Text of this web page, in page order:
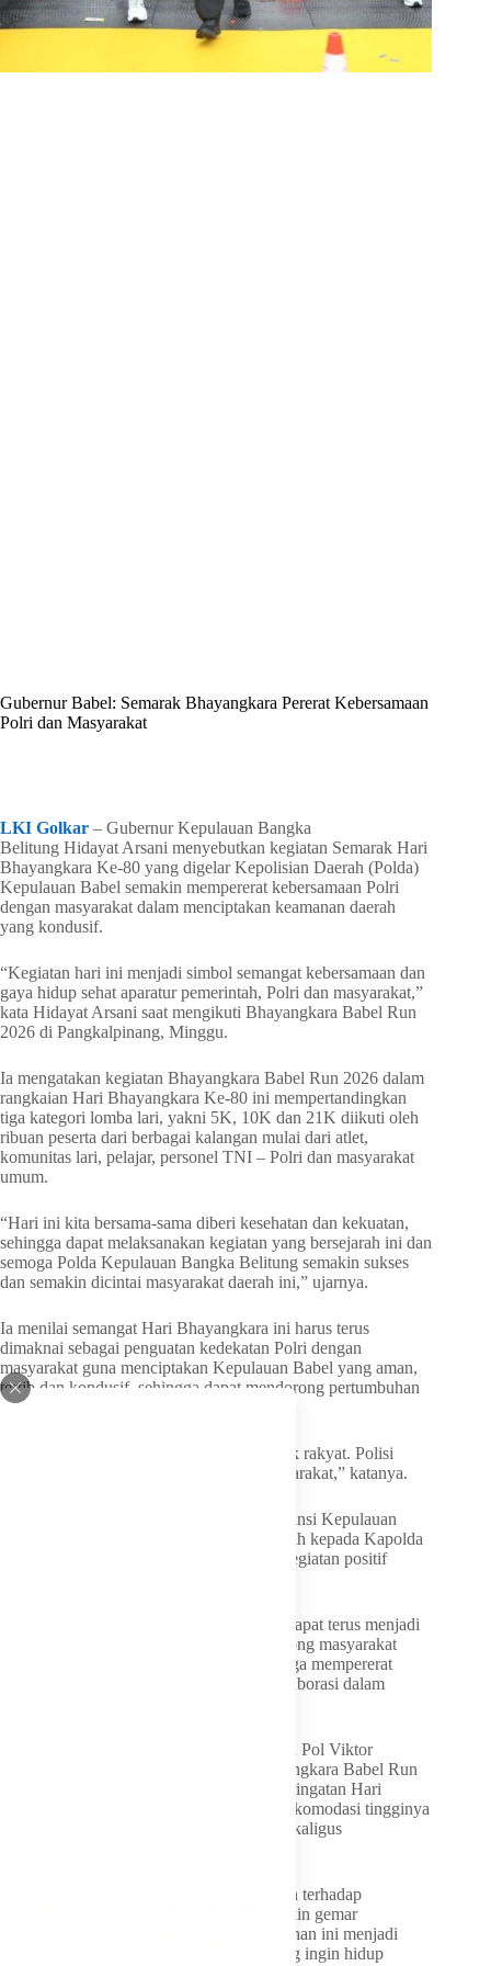
Gubernur Babel: Semarak Bhayangkara Pererat Kebersamaan
Polri dan Masyarakat
LKI Golkar – Gubernur Kepulauan Bangka
Belitung Hidayat Arsani menyebutkan kegiatan Semarak Hari
Bhayangkara Ke-80 yang digelar Kepolisian Daerah (Polda)
Kepulauan Babel semakin mempererat kebersamaan Polri
dengan masyarakat dalam menciptakan keamanan daerah
yang kondusif.
“Kegiatan hari ini menjadi simbol semangat kebersamaan dan
gaya hidup sehat aparatur pemerintah, Polri dan masyarakat,”
kata Hidayat Arsani saat mengikuti Bhayangkara Babel Run
2026 di Pangkalpinang, Minggu.
Ia mengatakan kegiatan Bhayangkara Babel Run 2026 dalam
rangkaian Hari Bhayangkara Ke-80 ini mempertandingkan
tiga kategori lomba lari, yakni 5K, 10K dan 21K diikuti oleh
ribuan peserta dari berbagai kalangan mulai dari atlet,
komunitas lari, pelajar, personel TNI – Polri dan masyarakat
umum.
“Hari ini kita bersama-sama diberi kesehatan dan kekuatan,
sehingga dapat melaksanakan kegiatan yang bersejarah ini dan
semoga Polda Kepulauan Bangka Belitung semakin sukses
dan semakin dicintai masyarakat daerah ini,” ujarnya.
Ia menilai semangat Hari Bhayangkara ini harus terus
dimaknai sebagai penguatan kedekatan Polri dengan
masyarakat guna menciptakan Kepulauan Babel yang aman,
tertib dan kondusif, sehingga dapat mendorong pertumbuhan
ekonomi dan pembangunan daerah ini.
“Polri berasal dari rakyat dan bekerja untuk rakyat. Polisi
harus selalu berada di tengah-tengah masyarakat,” katanya.
Ia menyatakan atas nama Pemerintah Provinsi Kepulauan
Bangka Belitung mengucapkan terima kasih kepada Kapolda
beserta jajaran yang telah menghadirkan kegiatan positif
“Saya berharap Bhayangkara Babel Run dapat terus menjadi
agenda tahunan yang tidak hanya mendorong masyarakat
membudayakan pola hidup sehat, tetapi juga mempererat
persatuan, kebersamaan dan semangat kolaborasi dalam
Kapolda Kepulauan Bangka Belitung Irjen Pol Viktor
Theodorus Sihombing mengatakan Bhayangkara Babel Run
2026 merupakan bagian dari rangkaian peringatan Hari
Bhayangkara ke-80 yang bertujuan mengakomodasi tingginya
minat masyarakat terhadap olahraga lari sekaligus
“Kegiatan ini merupakan bentuk dukungan terhadap
antusiasme masyarakat yang saat ini semakin gemar
berolahraga, khususnya lari. Mudah-mudahan ini menjadi
simbol bahwa masyarakat Bangka Belitung ingin hidup